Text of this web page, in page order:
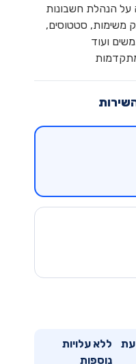
על הנהלת חשבונות
משימות, סטטוסים,
ועוד
עת
ללא עלויות
נוספות